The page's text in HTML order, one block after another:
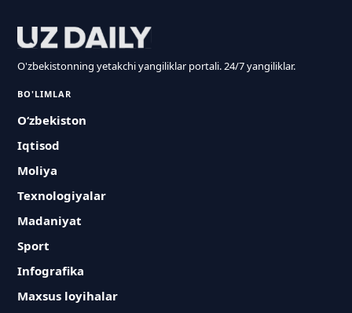
O'zbekistonning yetakchi yangiliklar portali. 24/7 yangiliklar.
BO'LIMLAR
O‘zbekiston
Iqtisod
Moliya
Texnologiyalar
Madaniyat
Sport
Infografika
Maxsus loyihalar